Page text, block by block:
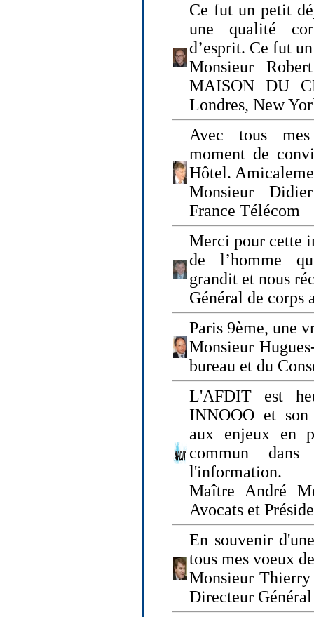
Ce fut un petit
une qualité
d’esprit. Ce fut
Monsieur
MAISON DU
Londres, New
Avec tous
moment de
Hôtel.
Monsieur
France Télécom
Merci pour cette
de l’homme
grandit et nous
Général de corps
Paris 9ème, une
Monsieur
bureau et du
L'AFDIT est
INNOOO et
aux enjeux en
commun
l'information.
Maître André
Avocats et
En souvenir
tous mes voeux
Monsieur
Directeur